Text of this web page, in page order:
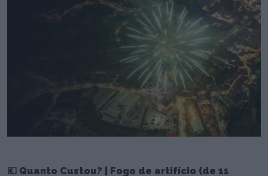
💶 Quanto Custou? | Fogo de artifício (de 11